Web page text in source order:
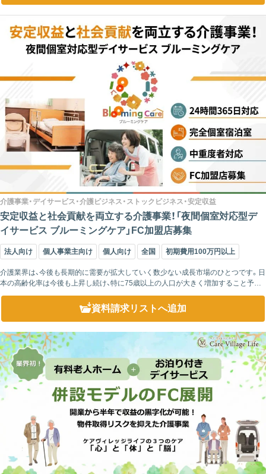
介護事業・デイサービス・介護ビジネス・ストックビジネス・安定収益
安定収益と社会貢献を両立する介護事業！「夜間個室対応型デ
イサービス ブルーミングケア」FC加盟店募集
法人向け 個人事業主向け 個人向け 全国 初期費用100万円以上
介護業界は、今後も長期的に需要が拡大していく数少ない成長市場のひとつです。日
本の高齢化率は今後も上昇し続け、特に75歳以上の人口が大きく増加すること予想
されています。 2025年には団塊世代が後期高齢者となり、介護サービスの需要は...
資料請求リストへ追加